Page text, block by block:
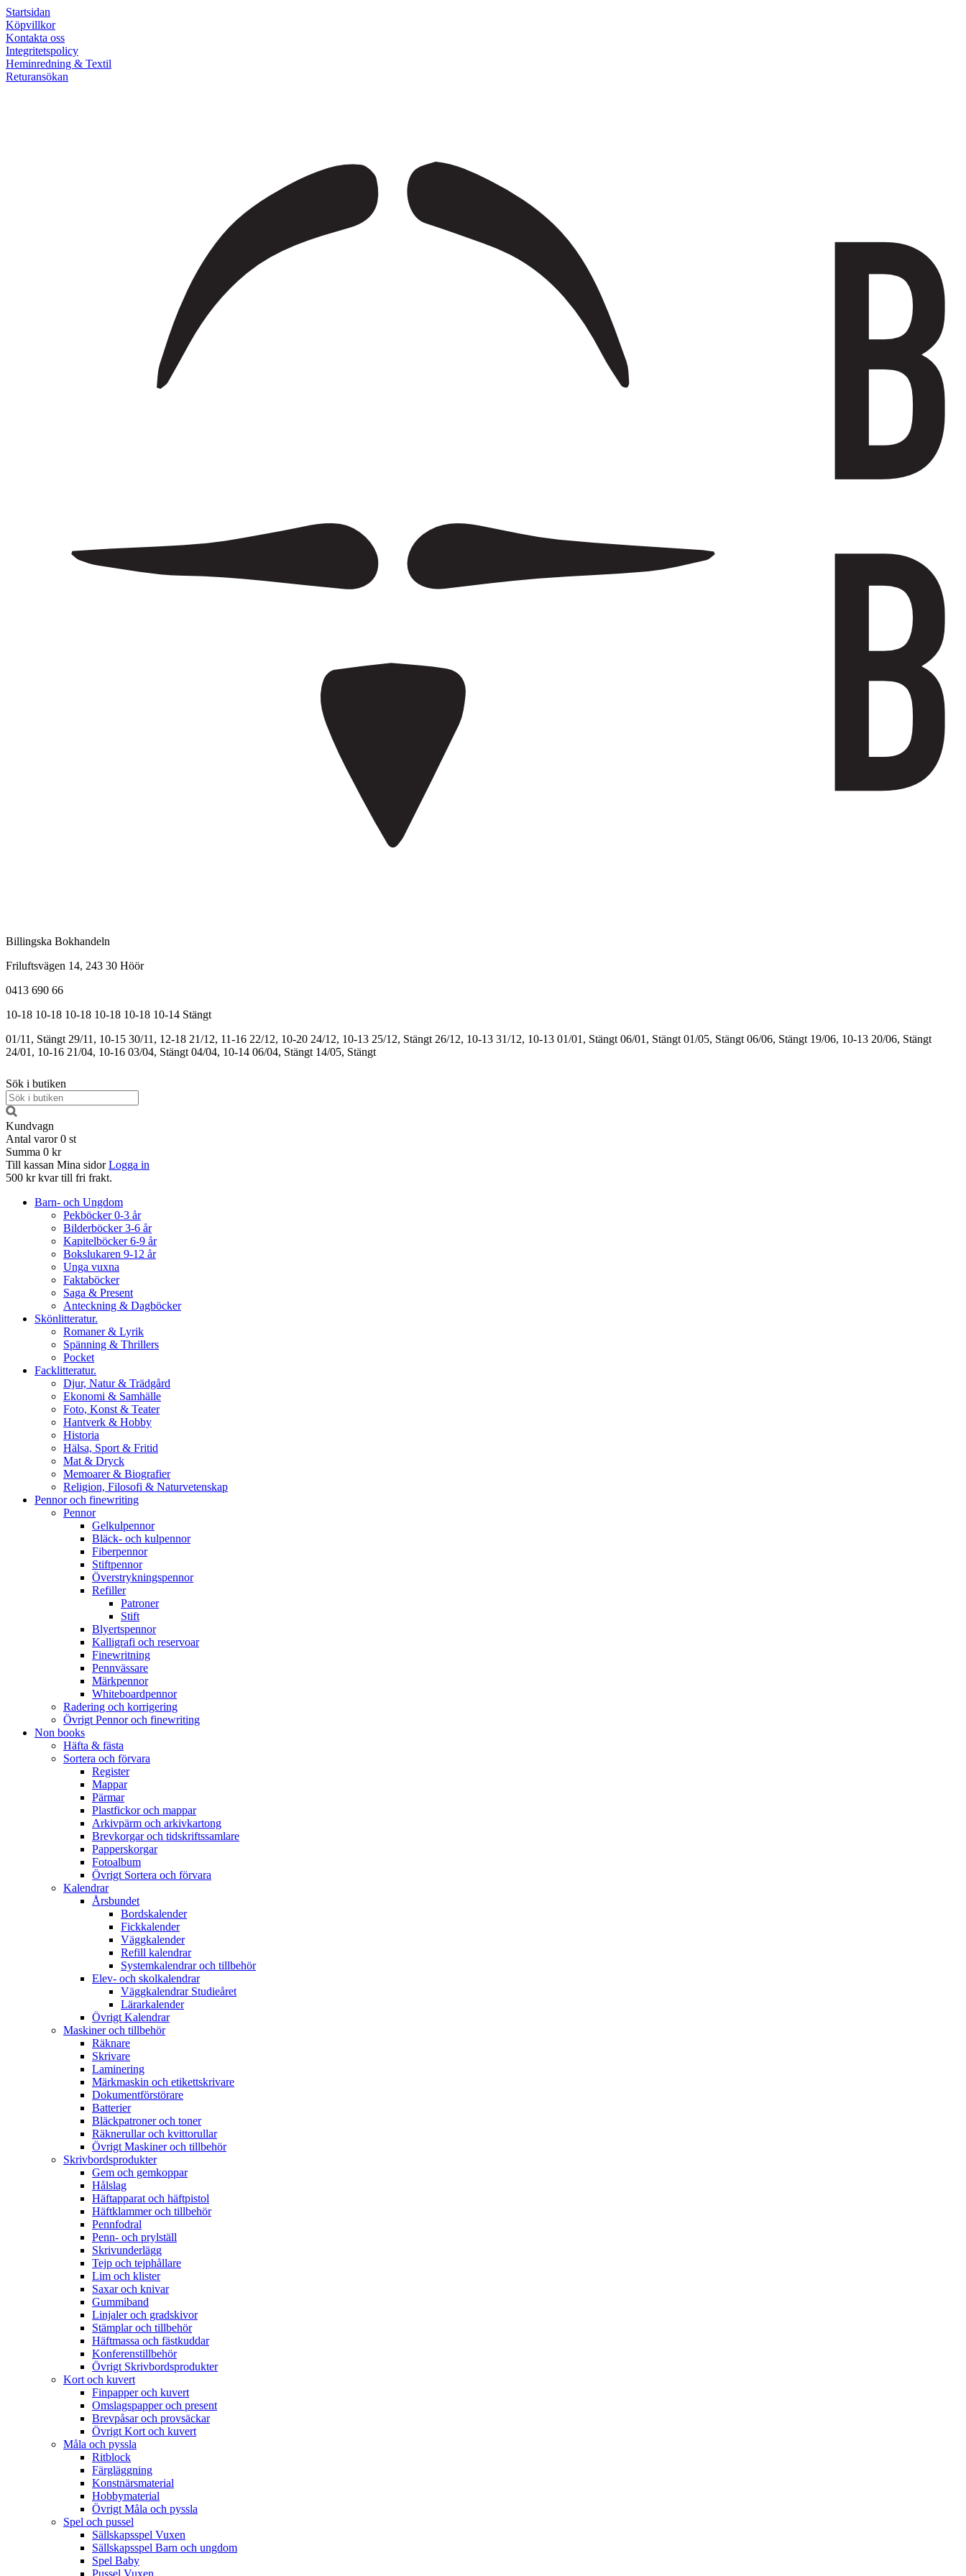
Startsidan
Köpvillkor
Kontakta oss
Integritetspolicy
Heminredning & Textil
Returansökan
Billingska Bokhandeln
Friluftsvägen 14, 243 30 Höör
0413 690 66
10-18 10-18 10-18 10-18 10-18 10-14 Stängt
01/11, Stängt 29/11, 10-15 30/11, 12-18 21/12, 11-16 22/12, 10-20 24/12, 10-13 25/12, Stängt 26/12, 10-13 31/12, 10-13 01/01, Stängt 06/01, Stängt 01/05, Stängt 06/06, Stängt 19/06, 10-13 20/06, Stängt
24/01, 10-16 21/04, 10-16 03/04, Stängt 04/04, 10-14 06/04, Stängt 14/05, Stängt
Sök i butiken
Kundvagn
Antal varor 0 st
Summa 0 kr
Till kassan Mina sidor Logga in
500 kr kvar till fri frakt.
Barn- och Ungdom
Pekböcker 0-3 år
Bilderböcker 3-6 år
Kapitelböcker 6-9 år
Bokslukaren 9-12 år
Unga vuxna
Faktaböcker
Saga & Present
Anteckning & Dagböcker
Skönlitteratur.
Romaner & Lyrik
Spänning & Thrillers
Pocket
Facklitteratur.
Djur, Natur & Trädgård
Ekonomi & Samhälle
Foto, Konst & Teater
Hantverk & Hobby
Historia
Hälsa, Sport & Fritid
Mat & Dryck
Memoarer & Biografier
Religion, Filosofi & Naturvetenskap
Pennor och finewriting
Pennor
Gelkulpennor
Bläck- och kulpennor
Fiberpennor
Stiftpennor
Överstrykningspennor
Refiller
Patroner
Stift
Blyertspennor
Kalligrafi och reservoar
Finewritning
Pennvässare
Märkpennor
Whiteboardpennor
Radering och korrigering
Övrigt Pennor och finewriting
Non books
Häfta & fästa
Sortera och förvara
Register
Mappar
Pärmar
Plastfickor och mappar
Arkivpärm och arkivkartong
Brevkorgar och tidskriftssamlare
Papperskorgar
Fotoalbum
Övrigt Sortera och förvara
Kalendrar
Årsbundet
Bordskalender
Fickkalender
Väggkalender
Refill kalendrar
Systemkalendrar och tillbehör
Elev- och skolkalendrar
Väggkalendrar Studieåret
Lärarkalender
Övrigt Kalendrar
Maskiner och tillbehör
Räknare
Skrivare
Laminering
Märkmaskin och etikettskrivare
Dokumentförstörare
Batterier
Bläckpatroner och toner
Räknerullar och kvittorullar
Övrigt Maskiner och tillbehör
Skrivbordsprodukter
Gem och gemkoppar
Hålslag
Häftapparat och häftpistol
Häftklammer och tillbehör
Pennfodral
Penn- och prylställ
Skrivunderlägg
Tejp och tejphållare
Lim och klister
Saxar och knivar
Gummiband
Linjaler och gradskivor
Stämplar och tillbehör
Häftmassa och fästkuddar
Konferenstillbehör
Övrigt Skrivbordsprodukter
Kort och kuvert
Finpapper och kuvert
Omslagspapper och present
Brevpåsar och provsäckar
Övrigt Kort och kuvert
Måla och pyssla
Ritblock
Färgläggning
Konstnärsmaterial
Hobbymaterial
Övrigt Måla och pyssla
Spel och pussel
Sällskapsspel Vuxen
Sällskapsspel Barn och ungdom
Spel Baby
Pussel Vuxen